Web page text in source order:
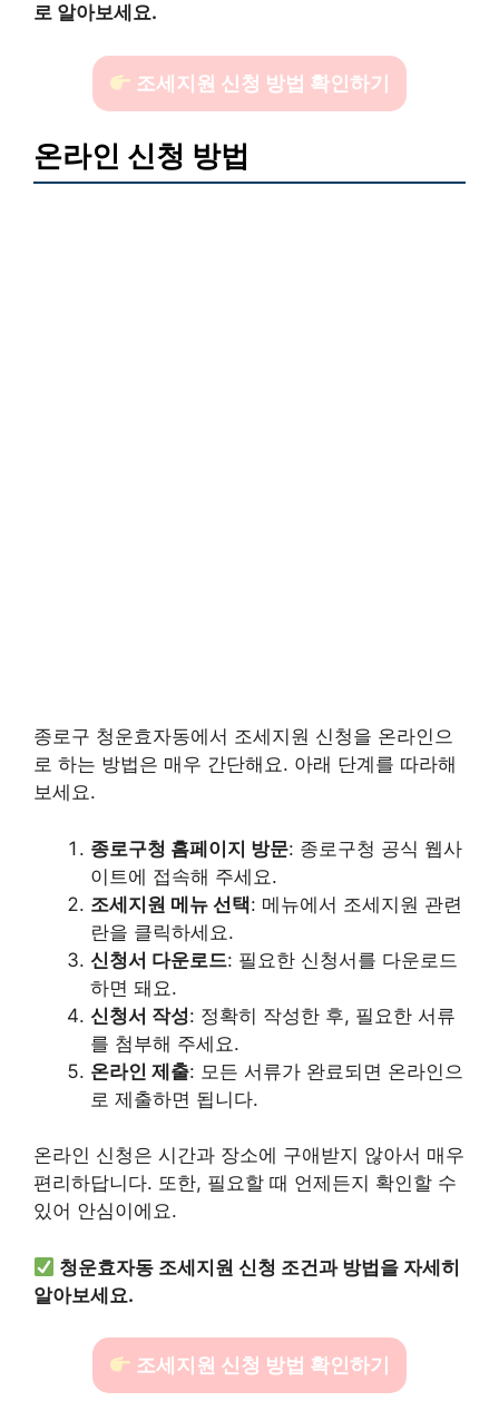
로 알아보세요.
조세지원 신청 방법 확인하기
온라인 신청 방법
종로구 청운효자동에서 조세지원 신청을 온라인으
로 하는 방법은 매우 간단해요. 아래 단계를 따라해
보세요.
종로구청 홈페이지 방문: 종로구청 공식 웹사
이트에 접속해 주세요.
조세지원 메뉴 선택: 메뉴에서 조세지원 관련
란을 클릭하세요.
신청서 다운로드: 필요한 신청서를 다운로드
하면 돼요.
신청서 작성: 정확히 작성한 후, 필요한 서류
를 첨부해 주세요.
온라인 제출: 모든 서류가 완료되면 온라인으
로 제출하면 됩니다.
온라인 신청은 시간과 장소에 구애받지 않아서 매우
편리하답니다. 또한, 필요할 때 언제든지 확인할 수
있어 안심이에요.
청운효자동 조세지원 신청 조건과 방법을 자세히
알아보세요.
조세지원 신청 방법 확인하기